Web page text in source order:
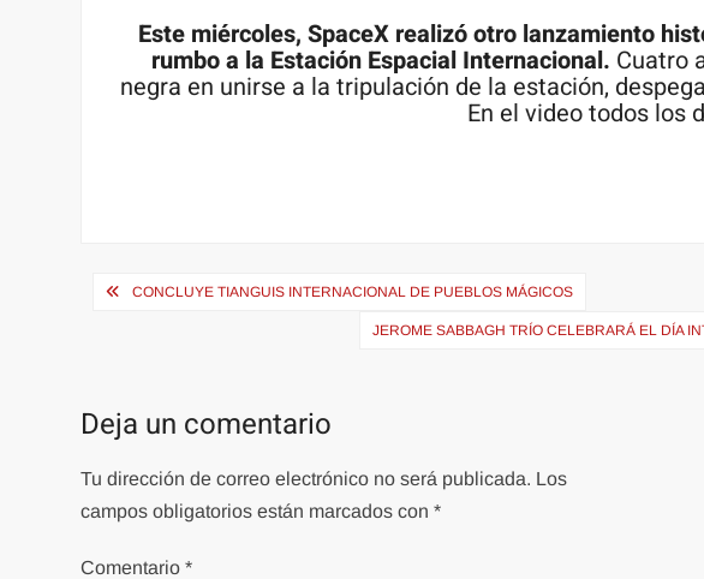
Este miércoles, SpaceX realizó otro lanzamiento
rumbo a la Estación Espacial Internacional. Cuatro
negra en unirse a la tripulación de la estación,
En el video todos los
Navegación
CONCLUYE TIANGUIS INTERNACIONAL DE PUEBLOS MÁGICOS
JEROME SABBAGH TRÍO CELEBRARÁ EL DÍA
Deja un comentario
Tu dirección de correo electrónico no será publicada. Los
campos obligatorios están marcados con*
Comentario*